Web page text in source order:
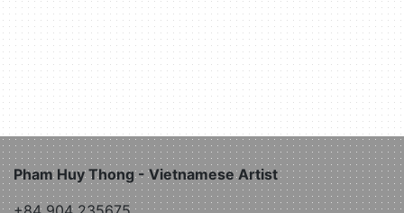
Pham Huy Thong - Vietnamese Artist